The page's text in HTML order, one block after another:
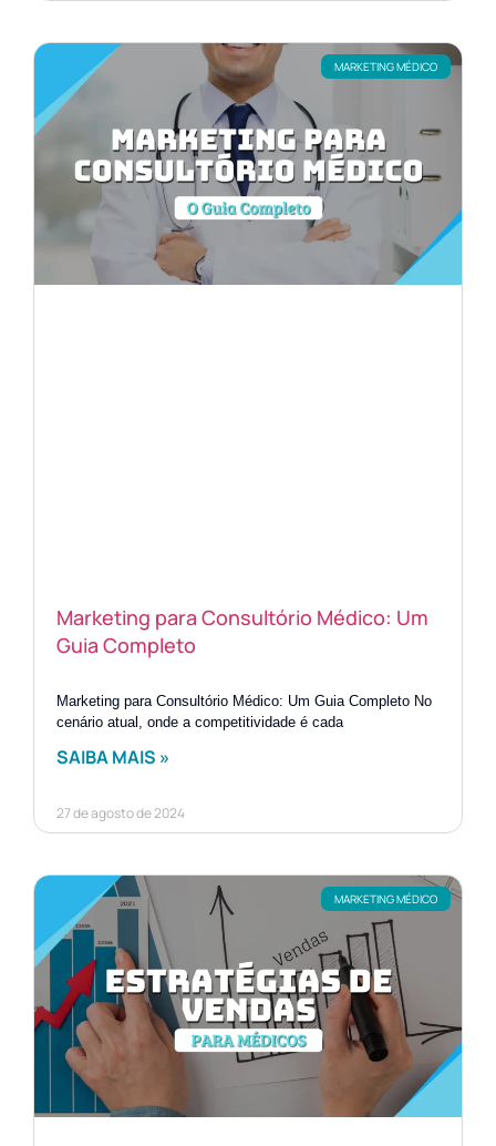
MARKETING MÉDICO
Marketing para Consultório Médico: Um
Guia Completo
Marketing para Consultório Médico: Um Guia Completo No
cenário atual, onde a competitividade é cada
SAIBA MAIS »
27 de agosto de 2024
MARKETING MÉDICO